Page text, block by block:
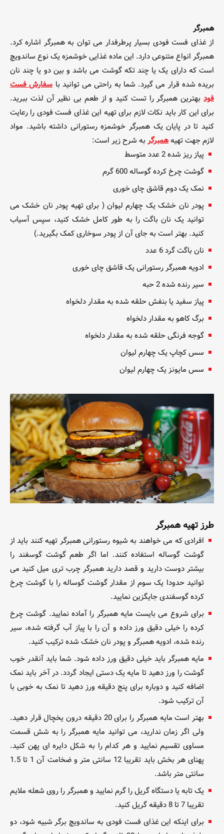
همبرگر
از غذای فست فودی بسیار پرطرفدار می توان به همبرگر اشاره کرد.
همبرگر انواع متنوعی دارد. این ماده غذایی خوشمزه یک نوع ساندویچ
است که دارای یک یا چند تکه گوشت می باشد و بین دو یا چند نان
بریده شده قرار می گیرد. شما به راحتی می توانید باسفارش فست
فود بهترین همبرگر را تست کنید و از طعم بی نظیر آن لذت ببرید.
برای این کار باید نکات لازم برای تهیه این غذای فست فودی را رعایت
کنید تا در پایان یک همبرگر خوشمزه رستورانی داشته باشید. مواد
لازم جهت تهیه همبرگر به شرح زیر است:
پیاز ریز شده 2 عدد متوسط
گوشت چرخ کرده گوساله 600 گرم
نمک یک دوم قاشق چای خوری
پودر نان خشک یک چهارم لیوان ( برای تهیه پودر نان خشک می
توانید یک نان باگت را به طور کامل خشک کنید، سپس آسیاب
کنید. بهتر است به جای آن از پودر سوخاری کمک بگیرید.)
نان باگت گرد 6 عدد
ادویه همبرگر رستورانی یک قاشق چای خوری
سیر رنده شده 2 حبه
پیاز سفید یا بنفش حلقه شده به مقدار دلخواه
برگ کاهو به مقدار دلخواه
گوجه فرنگی حلقه شده به مقدار دلخواه
سس کچاپ یک چهارم لیوان
سس مایونز یک چهارم لیوان
طرز تهیه همبرگر
افرادی که می خواهند به شیوه رستورانی همبرگر تهیه کنند باید از
گوشت گوساله استفاده کنند. اما اگر طعم گوشت گوسفند را
بیشتر دوست دارید و قصد دارید همبرگر چرب تری میل کنید می
توانید حدودا یک سوم از مقدار گوشت گوساله را با گوشت چرخ
کرده گوسفندی جایگزین نمایید.
برای شروع می بایست مایه همبرگر را آماده نمایید. گوشت چرخ
کرده را خیلی دقیق ورز داده و آن را با پیاز آب گرفته شده، سیر
رنده شده، ادویه همبرگر و پودر نان خشک شده ترکیب کنید.
مایه همبرگر باید خیلی دقیق ورز داده شود. شما باید آنقدر خوب
گوشت را ورز دهید تا مایه یک دستی ایجاد گردد. در آخر باید نمک
اضافه کنید و دوباره برای پنج دقیقه ورز دهید تا نمک به خوبی با
آن ترکیب شود.
بهتر است مایه همبرگر را برای 20 دقیقه درون یخچال قرار دهید.
ولی اگر زمان ندارید، می توانید مایه همبرگر را به شش قسمت
مساوی تقسیم نمایید و هر کدام را به شکل دایره ای پهن کنید.
پهنای هر بخش باید تقریبا 12 سانتی متر و ضخامت آن 1 تا 1.5
سانتی متر باشد.
یک تابه یا دستگاه گریل را گرم نمایید و همبرگر را روی شعله ملایم
تقریبا 7 تا 8 دقیقه گریل کنید.
برای اینکه این غذای فست فودی به ساندویچ برگر شبیه شود، دو